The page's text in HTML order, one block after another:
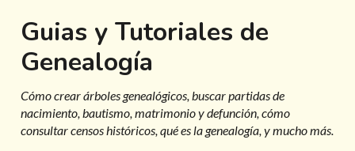
Guias y Tutoriales de
Genealogía
Cómo crear árboles genealógicos, buscar partidas de
nacimiento, bautismo, matrimonio y defunción, cómo
consultar censos históricos, qué es la genealogía, y mucho más.